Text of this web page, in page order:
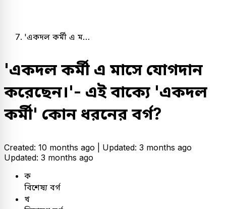
'একদল কর্মী এ ম…
'একদল কর্মী এ মাসে যোগদান
করেছেন।'- এই বাক্যে 'একদল
কর্মী' কোন ধরনের বর্গ?
Created: 10 months ago | Updated: 3 months ago
Updated: 3 months ago
ক
বিশেষ্য বর্গ
খ